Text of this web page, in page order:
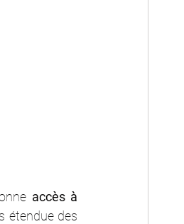
accès à
étendue des